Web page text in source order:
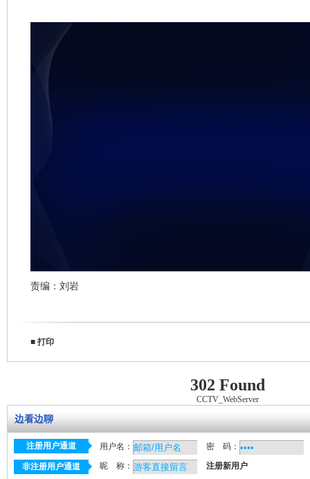
责编：刘岩
■ 打印
302 Found
CCTV_WebServer
边看边聊
注册用户通道 用户名： 密 码：
非注册用户通道 昵 称： 注册新用户